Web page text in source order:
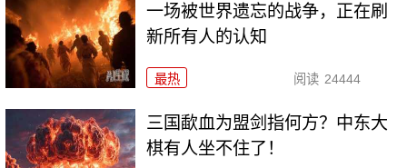
一场被世界遗忘的战争，正在刷
新所有人的认知
最热 阅读 24444
三国歃血为盟剑指何方？中东大
棋有人坐不住了！